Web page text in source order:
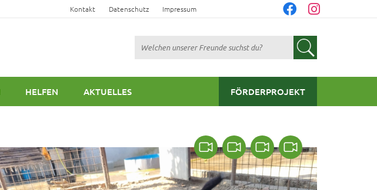
Kontakt Datenschutz Impressum
Suchen
HELFEN AKTUELLES FÖRDERPROJEKT